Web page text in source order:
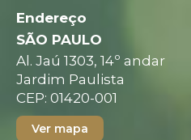
Endereço
SÃO PAULO
Al. Jaú 1303, 14º andar
Jardim Paulista
CEP: 01420-001
Ver mapa